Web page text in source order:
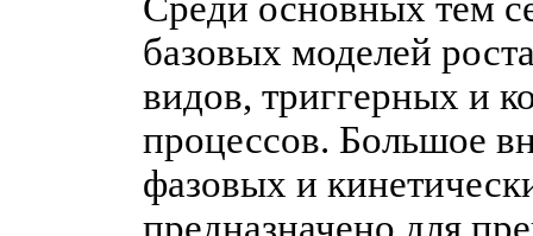
Среди основных тем
базовых моделей
видов, триггерных и
процессов. Большое
фазовых и